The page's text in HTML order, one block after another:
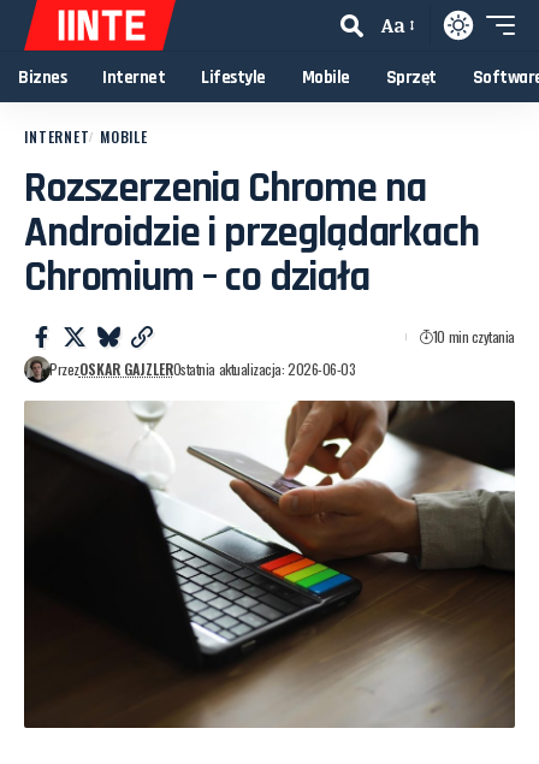
Aa
Biznes Internet Lifestyle Mobile Sprzęt
INTERNET MOBILE
Rozszerzenia Chrome na
Androidzie i przeglądarkach
Chromium – co działa
PrzezOSKAR GAJZLEROstatnia aktualizacja: 2026-06-03
10 min czytania